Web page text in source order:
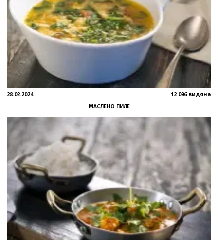
28.02.2024 12 096 видяна
МАСЛЕНО ПИЛЕ